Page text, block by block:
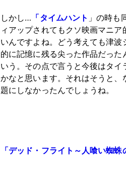
しかし… 「タイムハント 」の時も
ィアップされてもクソ映画マニ
いんですよね。どう考えても津
的に記憶に残る尖った作品だっ
いう。その点で言うと今後はタ
かなと思います。それはそうと、
題にしなかったんでしょうね。
「デッド・フライト～人喰い蜘